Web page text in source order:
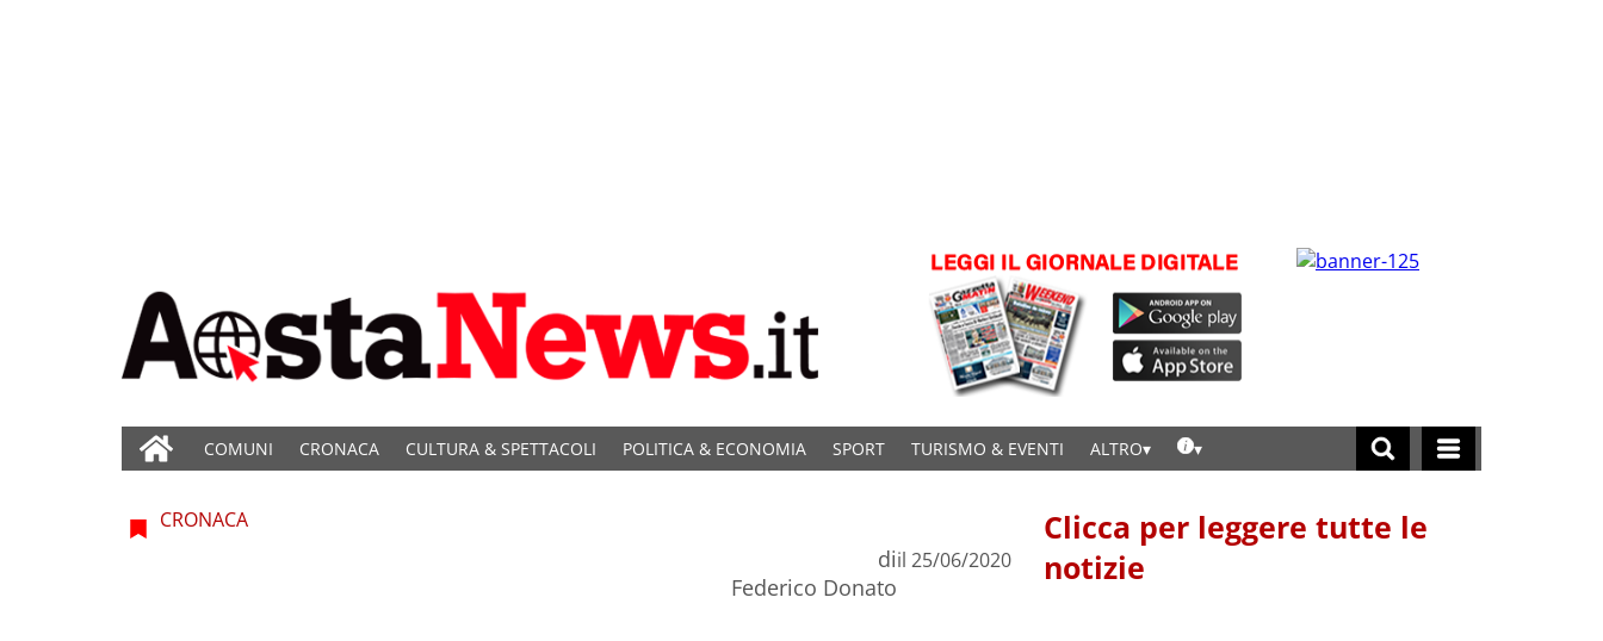
COMUNI CRONACA CULTURA & SPETTACOLI POLITICA & ECONOMIA SPORT TURISMO & EVENTI ALTRO
CRONACA
di
Federico Donato
il 25/06/2020
Clicca per leggere tutte le
notizie